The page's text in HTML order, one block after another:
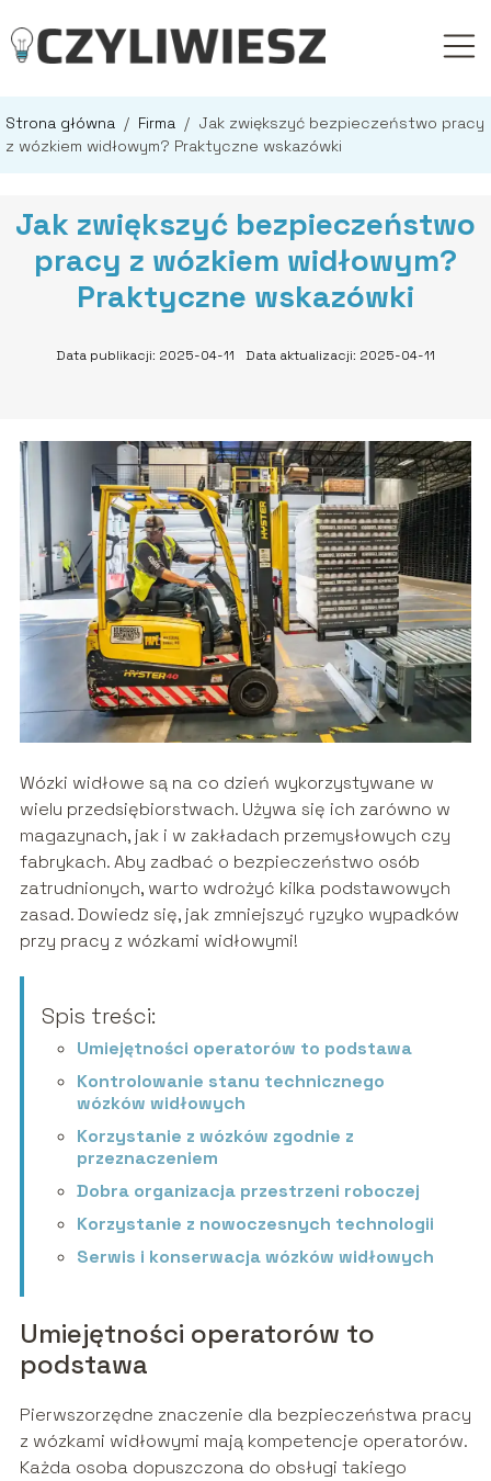
Strona główna / Firma / Jak zwiększyć bezpieczeństwo pracy
z wózkiem widłowym? Praktyczne wskazówki
Jak zwiększyć bezpieczeństwo
pracy z wózkiem widłowym?
Praktyczne wskazówki
Data publikacji: 2025-04-11 Data aktualizacji: 2025-04-11
Wózki widłowe są na co dzień wykorzystywane w
wielu przedsiębiorstwach. Używa się ich zarówno w
magazynach, jak i w zakładach przemysłowych czy
fabrykach. Aby zadbać o bezpieczeństwo osób
zatrudnionych, warto wdrożyć kilka podstawowych
zasad. Dowiedz się, jak zmniejszyć ryzyko wypadków
przy pracy z wózkami widłowymi!
Spis treści:
Umiejętności operatorów to podstawa
Kontrolowanie stanu technicznego
wózków widłowych
Korzystanie z wózków zgodnie z
przeznaczeniem
Dobra organizacja przestrzeni roboczej
Korzystanie z nowoczesnych technologii
Serwis i konserwacja wózków widłowych
Umiejętności operatorów to
podstawa
Pierwszorzędne znaczenie dla bezpieczeństwa pracy
z wózkami widłowymi mają kompetencje operatorów.
Każda osoba dopuszczona do obsługi takiego